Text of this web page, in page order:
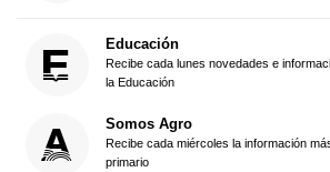
Educación
Recibe cada lunes novedades e
la Educación
Somos Agro
Recibe cada miércoles la información
primario